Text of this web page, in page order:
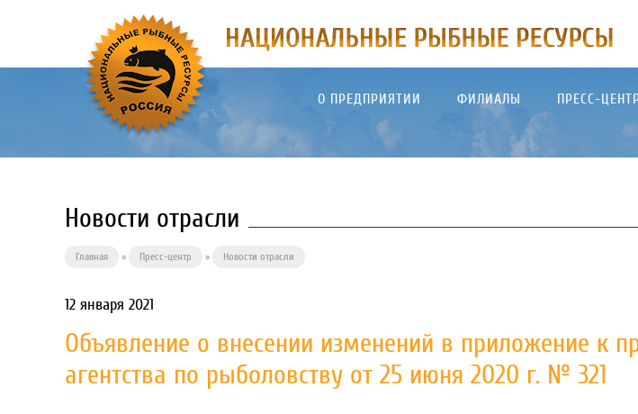
О ПРЕДПРИЯТИИ ФИЛИАЛЫ ПРЕСС-
Новости отрасли
Главная » Пресс-центр » Новости отрасли
12 января 2021
Объявление о внесении изменений в приложение к
агентства по рыболовству от 25 июня 2020 г. № 321